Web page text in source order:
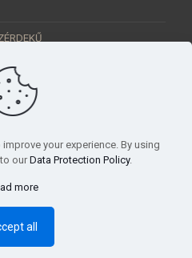
Értéktár
küldetésnyilatkozat
Múzeum, Szeged
your experience. By using
our Data Protection Policy.
more
all